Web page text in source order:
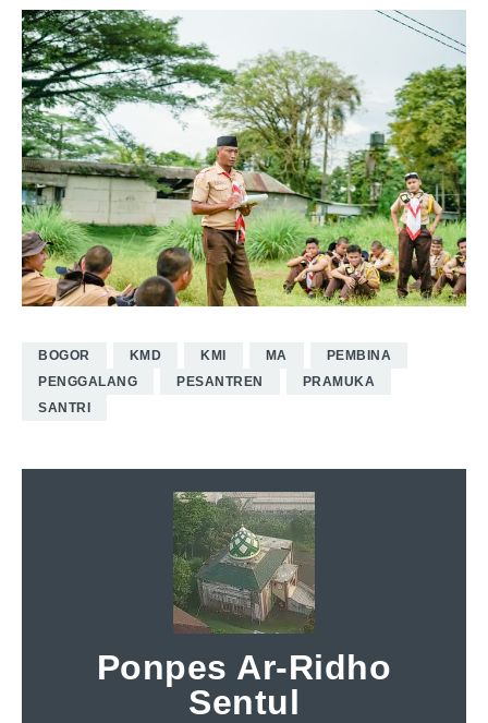
BOGOR KMD KMI MA
PEMBINA
PENGGALANG
PESANTREN
PRAMUKA
SANTRI
Ponpes Ar-Ridho
Sentul